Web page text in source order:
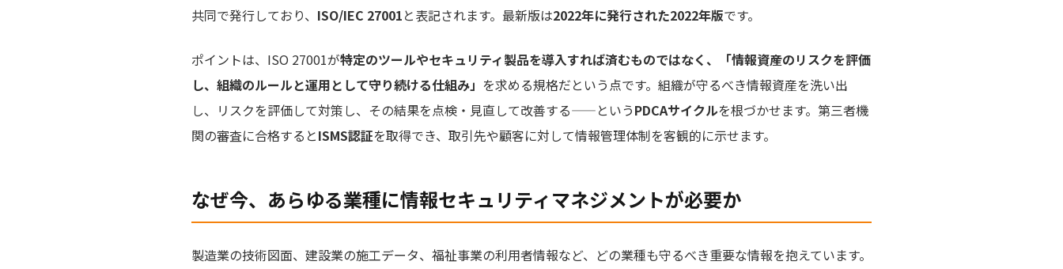
共同で発行しており、 ISO/IEC 27001と表記されます。最新版は2022年に発行された2022年版です。
ポイントは、ISO 27001が特定のツールやセキュリティ製品を導入すれば済むものではなく、「情報資産のリスクを評価
し、組織のルールと運用として守り続ける仕組み」 を求める規格だという点です。組織が守るべき情報資産を洗い出
し、リスクを評価して対策し、その結果を点検・見直して改善する——というPDCAサイクルを根づかせます。第三者機
関の審査に合格するとISMS認証を取得でき、取引先や顧客に対して情報管理体制を客観的に示せます。
なぜ今、あらゆる業種に情報セキュリティマネジメントが必要か
製造業の技術図面、建設業の施工データ、福祉事業の利用者情報など、どの業種も守るべき重要な情報を抱えています。